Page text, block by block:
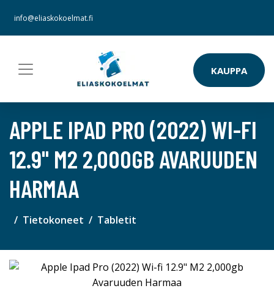
info@eliaskokoelmat.fi
KAUPPA
APPLE IPAD PRO (2022) WI-FI
12.9" M2 2,000GB AVARUUDEN
HARMAA
Tietokoneet Tabletit